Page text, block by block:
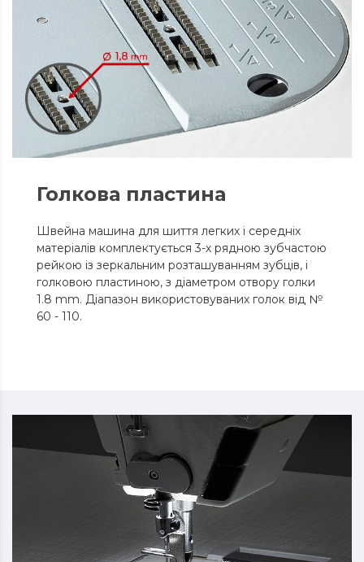
Голкова пластина
Швейна машина для шиття легких і середніх
матеріалів комплектується 3-х рядною зубчастою
рейкою із зеркальним розташуванням зубців, і
голковою пластиною, з діаметром отвору голки
1.8 mm. Діапазон використовуваних голок від №
60 - 110.